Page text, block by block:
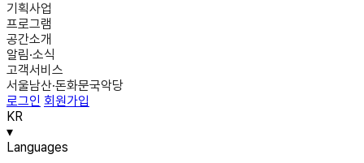
기획사업
프로그램
공간소개
알림·소식
고객서비스
서울남산·돈화문국악당
로그인 회원가입
KR
▾
Languages